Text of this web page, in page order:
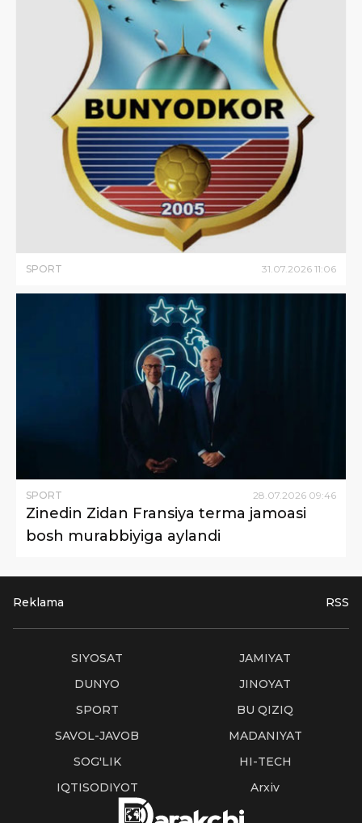
SPORT 31.07.2026 11:06
SPORT 28 07 2026 09:46
Zinedin Zidan Fransiya terma jamoasi
bosh murabbiyiga aylandi
Reklama RSS
SIYOSAT
JAMIYAT
DUNYO
JINOYAT
SPORT
BU QIZIQ
SAVOL-JAVOB
MADANIYAT
SOG'LIK
HI-TECH
IQTISODIYOT
Arxiv